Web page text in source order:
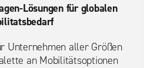
Lösungen für globalen
Unternehmen aller Größen
an Mobilitätsoptionen